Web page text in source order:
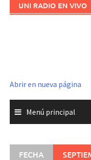
UNI RADIO EN VIVO
Abrir en nueva página
Menú principal
FECHA